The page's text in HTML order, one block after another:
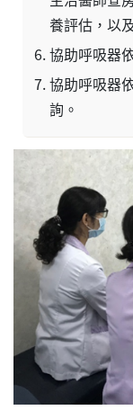
養評估，以
協助呼吸器
協助呼吸器
詢。